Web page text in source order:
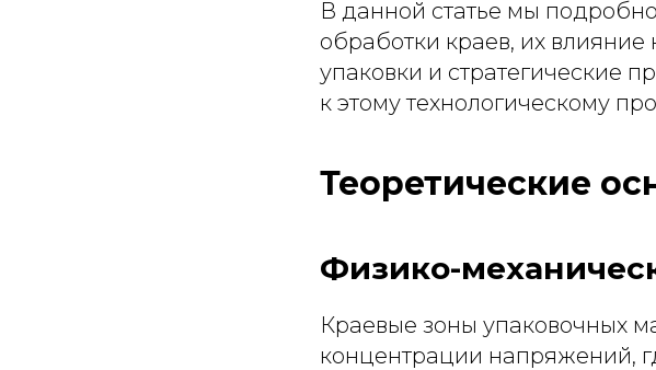
В данной статье мы
обработки краев, их
упаковки и стратегические
к этому технологическому
Теоретические
Физико-
Краевые зоны упаковочных
концентрации напряжений,